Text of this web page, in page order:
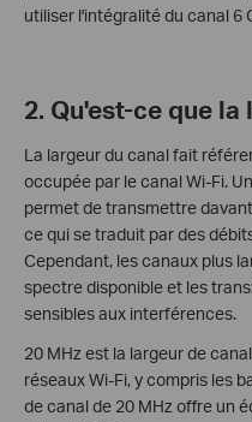
utiliser l'intégralité du canal 6
2. Qu'est-ce que
La largeur du canal fait
occupée par le canal Wi-Fi.
permet de transmettre
ce qui se traduit par des
Cependant, les canaux plus
spectre disponible et les
sensibles aux interférences.
20 MHz est la largeur de
réseaux Wi-Fi, y compris les
de canal de 20 MHz offre un